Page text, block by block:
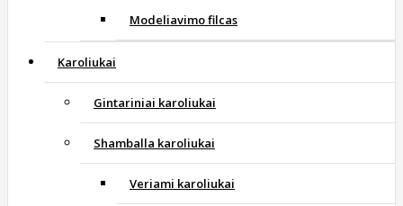
Modeliavimo filcas
Karoliukai
Gintariniai karoliukai
Shamballa karoliukai
Veriami karoliukai